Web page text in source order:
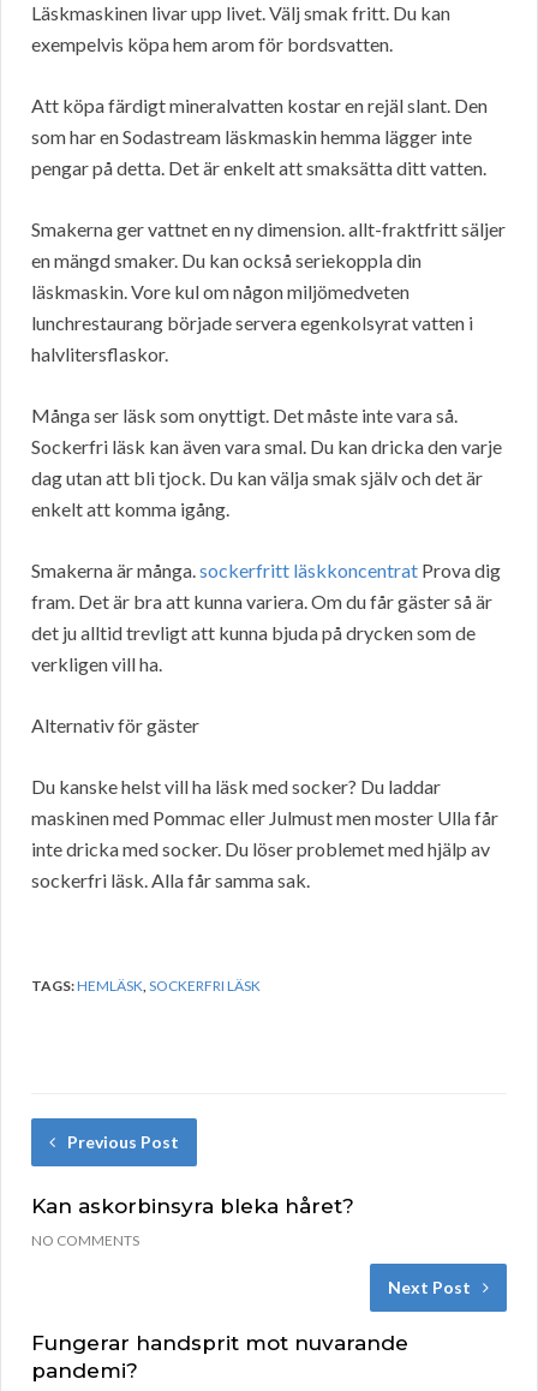
Läskmaskinen livar upp livet. Välj smak fritt. Du kan
exempelvis köpa hem arom för bordsvatten.
Att köpa färdigt mineralvatten kostar en rejäl slant. Den
som har en Sodastream läskmaskin hemma lägger inte
pengar på detta. Det är enkelt att smaksätta ditt vatten.
Smakerna ger vattnet en ny dimension. allt-fraktfritt säljer
en mängd smaker. Du kan också seriekoppla din
läskmaskin. Vore kul om någon miljömedveten
lunchrestaurang började servera egenkolsyrat vatten i
halvlitersflaskor.
Många ser läsk som onyttigt. Det måste inte vara så.
Sockerfri läsk kan även vara smal. Du kan dricka den varje
dag utan att bli tjock. Du kan välja smak själv och det är
enkelt att komma igång.
Smakerna är många.sockerfritt läskkoncentrat Prova dig
fram. Det är bra att kunna variera. Om du får gäster så är
det ju alltid trevligt att kunna bjuda på drycken som de
verkligen vill ha.
Alternativ för gäster
Du kanske helst vill ha läsk med socker? Du laddar
maskinen med Pommac eller Julmust men moster Ulla får
inte dricka med socker. Du löser problemet med hjälp av
sockerfri läsk. Alla får samma sak.
TAGS:HEMLÄSK,SOCKERFRI LÄSK
Previous Post
Kan askorbinsyra bleka håret?
NO COMMENTS
Next Post
Fungerar handsprit mot nuvarande
pandemi?